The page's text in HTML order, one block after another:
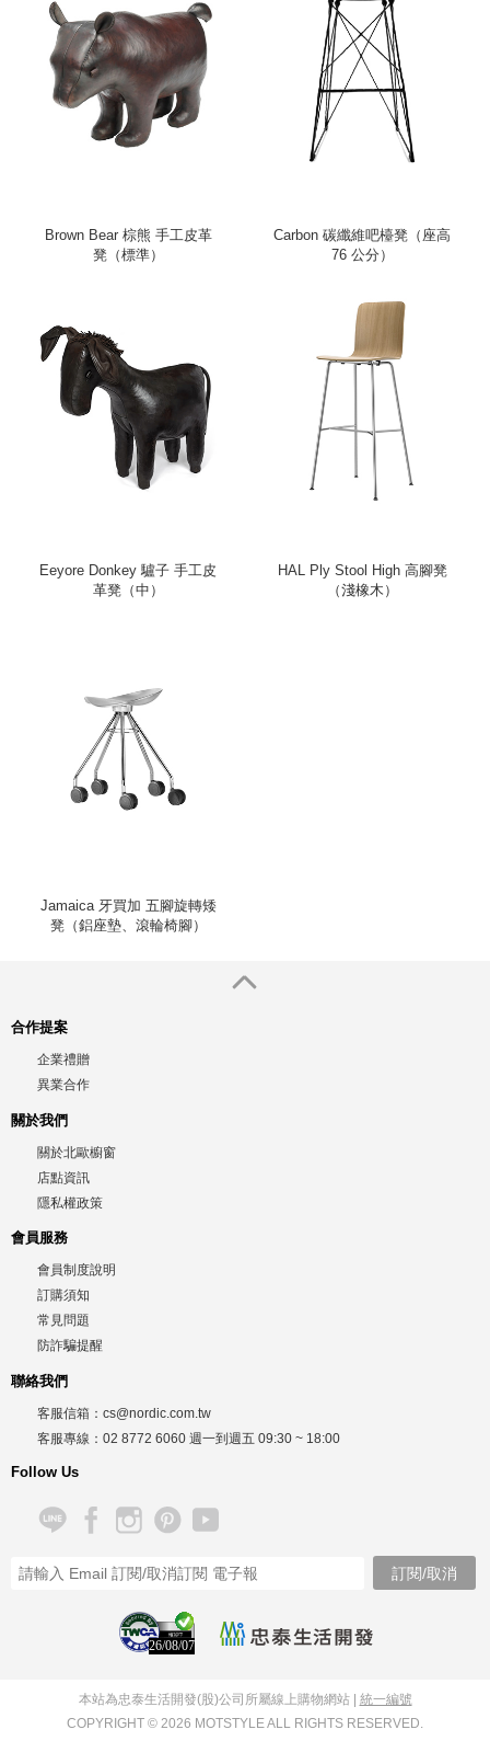
Brown Bear 棕熊 手工皮革
凳（標準）
Carbon 碳纖維吧檯凳（座高
76 公分）
Eeyore Donkey 驢子 手工皮
革凳（中）
HAL Ply Stool High 高腳凳
（淺橡木）
Jamaica 牙買加 五腳旋轉矮
凳（鋁座墊、滾輪椅腳）
合作提案
企業禮贈
異業合作
關於我們
關於北歐櫥窗
店點資訊
隱私權政策
會員服務
會員制度說明
訂購須知
常見問題
防詐騙提醒
聯絡我們
客服信箱： cs@nordic.com.tw
客服專線： 02 8772 6060 週一到週五 09:30 ~ 18:00
Follow Us
26/08/07
本站為忠泰生活開發(股)公司所屬線上購物網站 | 統一編號
COPYRIGHT © 2026 MOTSTYLE ALL RIGHTS RESERVED.